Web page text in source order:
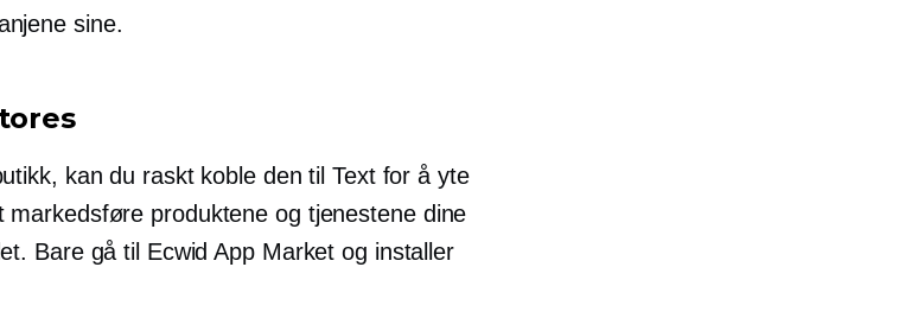
sine.
kan du raskt koble den til Text for å yte
markedsføre produktene og tjenestene dine
Bare gå til Ecwid App Market og installer